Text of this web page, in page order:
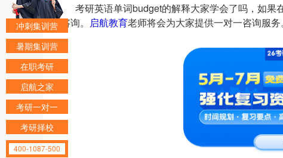
考研英语单词budget的解释大家学会了吗，如
咨询。
启航教育老师将会为大家提供一对一咨询服务。
冲刺集训营
暑期集训营
在职考研
启航之家
考研一对一
考研择校
400-1087-500